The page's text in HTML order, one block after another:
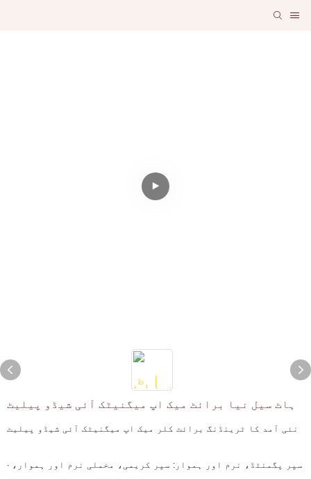
ہاٹ سیل نیا برائٹ میک اپ میگنیٹک آئی شیڈو پیلیٹ
نئی آمد کا ٹرینڈنگ برائٹ کلر میک اپ میگنیٹک آئی شیڈو پیلیٹ
· سپر پگمنٹڈ، نرم اور ہموار: سپر کریمی، مخملی نرم اور ہموار،